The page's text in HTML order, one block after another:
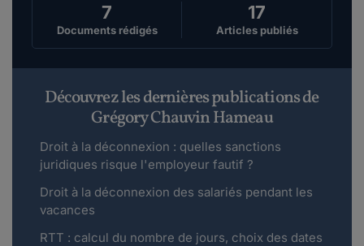
7
Documents rédigés
17
Articles publiés
Découvrez les dernières publications de
Grégory Chauvin Hameau
Droit à la déconnexion : quelles sanctions
juridiques risque l'employeur fautif ?
Droit à la déconnexion des salariés pendant les
vacances
RTT : calcul du nombre de jours, choix des dates